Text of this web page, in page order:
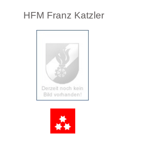
HFM Franz Katzler